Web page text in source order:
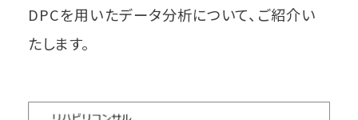
DPCを用いたデータ分析について、ご紹介い
たします。